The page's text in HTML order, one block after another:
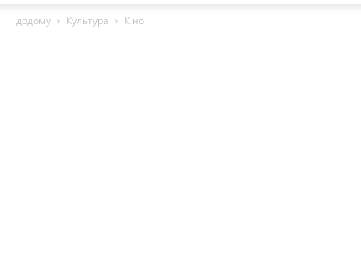
додому Культура Кіно